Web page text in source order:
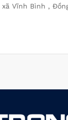
xã Vĩnh Bình ,